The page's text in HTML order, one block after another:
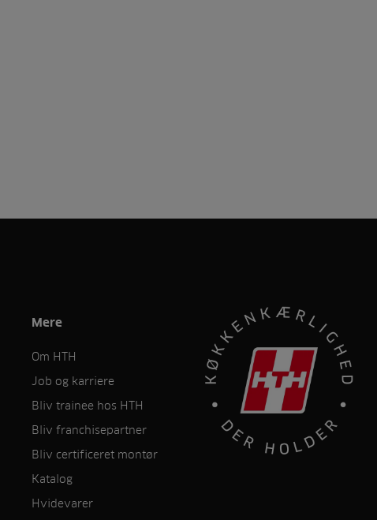
Mere
Om HTH
Job og karriere
Bliv trainee hos HTH
Bliv franchisepartner
Bliv certificeret montør
Katalog
Hvidevarer